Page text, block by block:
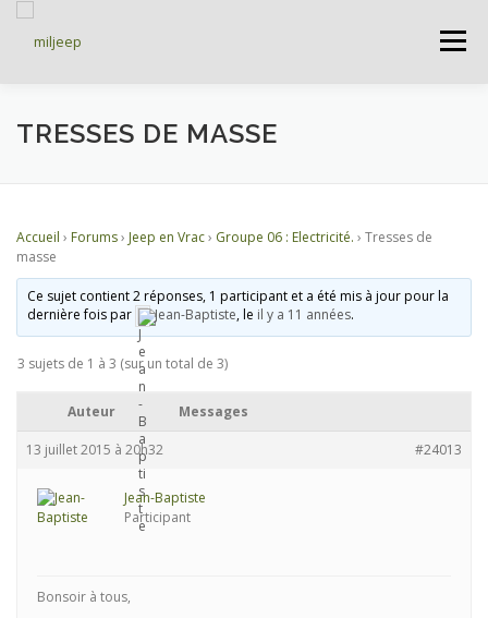
Menu
ACCUEIL ARTICLES PETITES ANNONCES
DOCUMENTATIONS FORUMS S’INSCRIRE
CONNEXION
TRESSES DE MASSE
Accueil › Forums› Jeep en Vrac› Groupe 06 : Electricité. › Tresses de
masse
Ce sujet contient 2 réponses, 1 participant et a été mis à jour pour la
dernière fois par
Jean-Baptiste, le il y a 11 années.
3 sujets de 1 à 3 (sur un total de 3)
Auteur Messages
13 juillet 2015 à 20h32 #24013
Jean-Baptiste
Participant
Bonsoir à tous,